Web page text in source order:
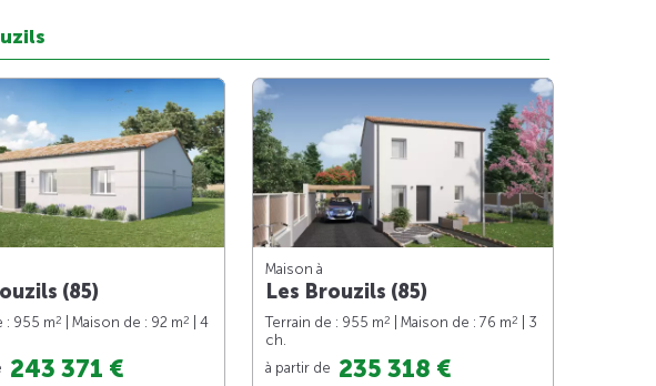
(85)
: 955 m2 | Maison de : 92 m2
| 4
243 371 €
Maison à
Les Brouzils (85)
Terrain de : 955 m2 | Maison de : 76 m2
| 3
ch.
à partir de 235 318 €